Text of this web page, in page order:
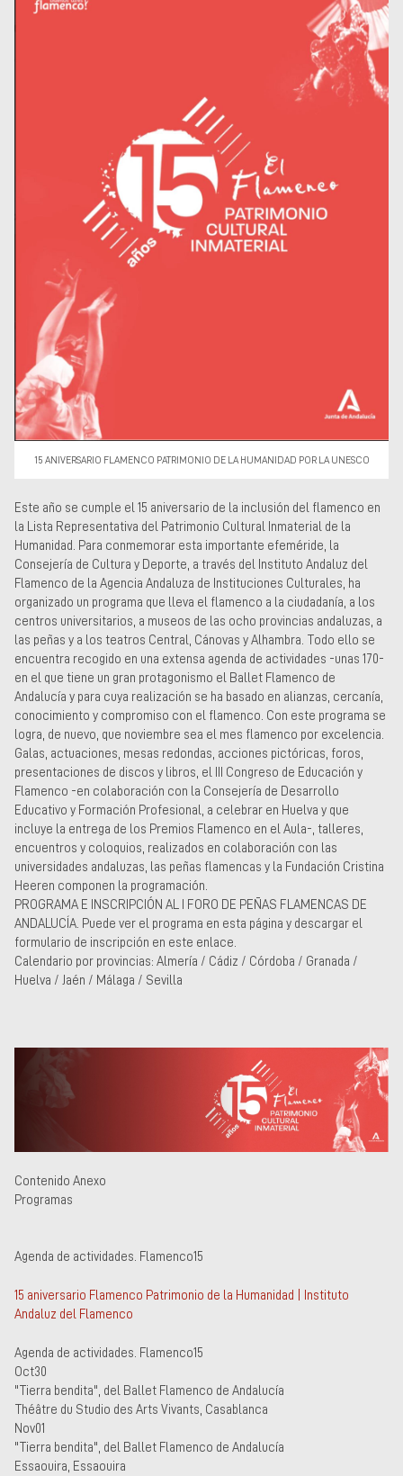
culturales
15 ANIVERSARIO FLAMENCO PATRIMONIO DE LA HUMANIDAD POR LA UNESCO
Este año se cumple el 15 aniversario de la inclusión del flamenco en
la Lista Representativa del Patrimonio Cultural Inmaterial de la
Humanidad. Para conmemorar esta importante efeméride, la
Consejería de Cultura y Deporte, a través del Instituto Andaluz del
Flamenco de la Agencia Andaluza de Instituciones Culturales, ha
organizado un programa que lleva el flamenco a la ciudadanía, a los
centros universitarios, a museos de las ocho provincias andaluzas, a
las peñas y a los teatros Central, Cánovas y Alhambra. Todo ello se
encuentra recogido en una extensa agenda de actividades -unas 170-
en el que tiene un gran protagonismo el Ballet Flamenco de
Andalucía y para cuya realización se ha basado en alianzas, cercanía,
conocimiento y compromiso con el flamenco. Con este programa se
logra, de nuevo, que noviembre sea el mes flamenco por excelencia.
Galas, actuaciones, mesas redondas, acciones pictóricas, foros,
presentaciones de discos y libros, el III Congreso de Educación y
Flamenco -en colaboración con la Consejería de Desarrollo
Educativo y Formación Profesional, a celebrar en Huelva y que
incluye la entrega de los Premios Flamenco en el Aula-, talleres,
encuentros y coloquios, realizados en colaboración con las
universidades andaluzas, las peñas flamencas y la Fundación Cristina
Heeren componen la programación.
PROGRAMA E INSCRIPCIÓN AL I FORO DE PEÑAS FLAMENCAS DE
ANDALUCÍA. Puede ver el programa en esta página y descargar el
formulario de inscripción en este enlace.
Calendario por provincias: Almería / Cádiz / Córdoba / Granada /
Huelva / Jaén / Málaga / Sevilla
Contenido Anexo
Programas
Agenda de actividades. Flamenco15
15 aniversario Flamenco Patrimonio de la Humanidad | Instituto
Andaluz del Flamenco
Agenda de actividades. Flamenco15
Oct30
"Tierra bendita", del Ballet Flamenco de Andalucía
Théâtre du Studio des Arts Vivants, Casablanca
Nov01
"Tierra bendita", del Ballet Flamenco de Andalucía
Essaouira, Essaouira